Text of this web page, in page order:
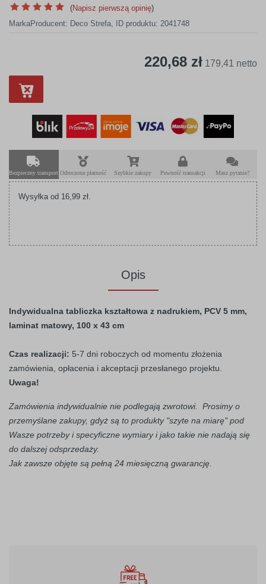
(Napisz pierwszą opinię)
MarkaProducent: Deco Strefa, ID produktu: 2041748
220,68 zł 179,41 netto
Bezpieczny transport Odroczona płatność Szybkie zakupy Pewność transakcji Masz pytanie?
Wysyłka od 16,99 zł.
Opis
Indywidualna tabliczka kształtowa z nadrukiem, PCV 5 mm,
laminat matowy, 100 x 43 cm
Czas realizacji: 5-7 dni roboczych od momentu złożenia
zamówienia, opłacenia i akceptacji przesłanego projektu.
Uwaga!
Zamówienia indywidualnie nie podlegają zwrotowi. Prosimy o
przemyślane zakupy, gdyż są to produkty "szyte na miarę" pod
Wasze potrzeby i specyficzne wymiary i jako takie nie nadają się
do dalszej odsprzedaży.
Jak zawsze objęte są pełną 24 miesięczną gwarancję.